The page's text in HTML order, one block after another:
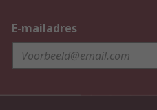
E-mailadres